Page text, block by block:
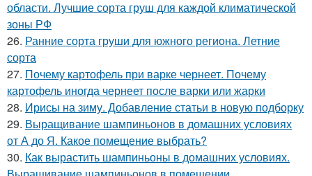
области. Лучшие сорта груш для каждой климатической
зоны РФ
26. Ранние сорта груши для южного региона. Летние
сорта
27. Почему картофель при варке чернеет. Почему
картофель иногда чернеет после варки или жарки
28. Ирисы на зиму. Добавление статьи в новую подборку
29. Выращивание шампиньонов в домашних условиях
от А до Я. Какое помещение выбрать?
30. Как вырастить шампиньоны в домашних условиях.